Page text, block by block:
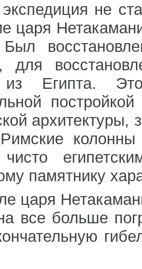
не
царя
Был
для
из Египта.
архитектуры,
памятнику
царя
все больше